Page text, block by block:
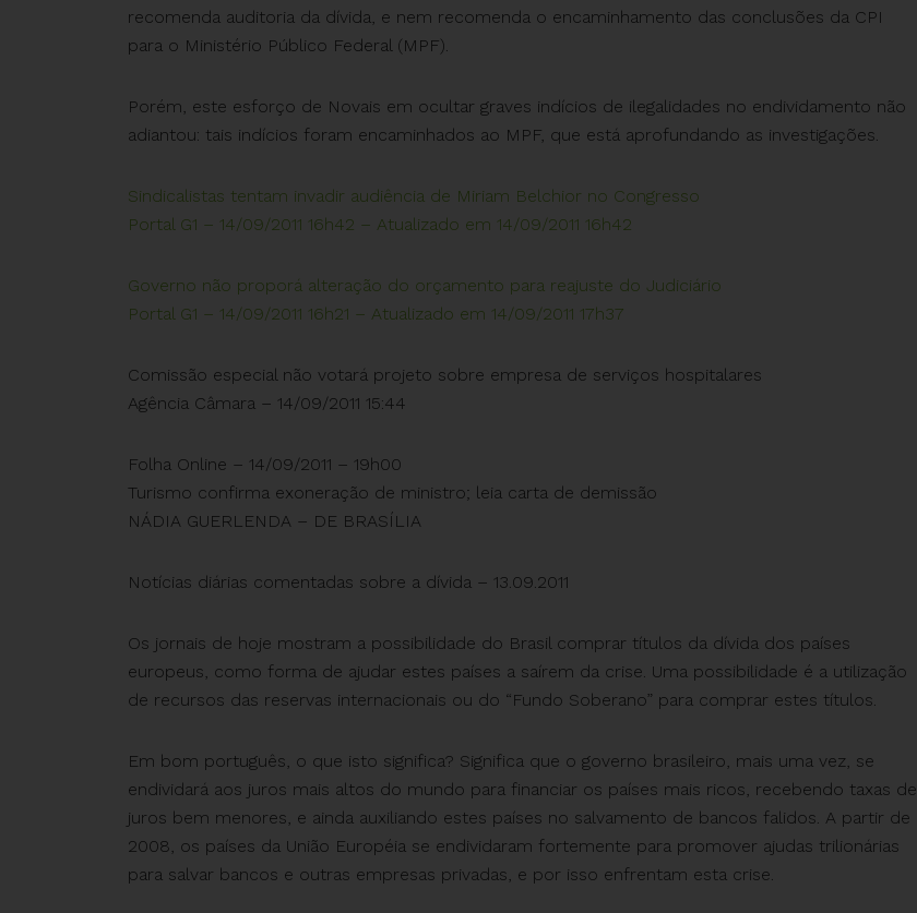
recomenda auditoria da dívida, e nem recomenda o encaminhamento das conclusões da CPI
para o Ministério Público Federal (MPF).
Porém, este esforço de Novais em ocultar graves indícios de ilegalidades no endividamento não
adiantou: tais indícios foram encaminhados ao MPF, que está aprofundando as investigações.
Sindicalistas tentam invadir audiência de Miriam Belchior no Congresso
Portal G1 – 14/09/2011 16h42 – Atualizado em 14/09/2011 16h42
Governo não proporá alteração do orçamento para reajuste do Judiciário
Portal G1 – 14/09/2011 16h21 – Atualizado em 14/09/2011 17h37
Comissão especial não votará projeto sobre empresa de serviços hospitalares
Agência Câmara – 14/09/2011 15:44
Folha Online – 14/09/2011 – 19h00
Turismo confirma exoneração de ministro; leia carta de demissão
NÁDIA GUERLENDA – DE BRASÍLIA
Notícias diárias comentadas sobre a dívida – 13.09.2011
Os jornais de hoje mostram a possibilidade do Brasil comprar títulos da dívida dos países
europeus, como forma de ajudar estes países a saírem da crise. Uma possibilidade é a utilização
de recursos das reservas internacionais ou do “Fundo Soberano” para comprar estes títulos.
Em bom português, o que isto significa? Significa que o governo brasileiro, mais uma vez, se
endividará aos juros mais altos do mundo para financiar os países mais ricos, recebendo taxas de
juros bem menores, e ainda auxiliando estes países no salvamento de bancos falidos. A partir de
2008, os países da União Européia se endividaram fortemente para promover ajudas trilionárias
para salvar bancos e outras empresas privadas, e por isso enfrentam esta crise.